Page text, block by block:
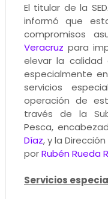
El titular de la
informó que
compromisos
Veracruz para
elevar la
especialmente
servicios
operación de
través de la
Pesca,
Díaz, y la
porRubén Rueda
Servicios